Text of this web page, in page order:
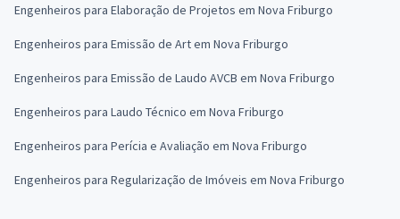
Engenheiros para Elaboração de Projetos em Nova Friburgo
Engenheiros para Emissão de Art em Nova Friburgo
Engenheiros para Emissão de Laudo AVCB em Nova Friburgo
Engenheiros para Laudo Técnico em Nova Friburgo
Engenheiros para Perícia e Avaliação em Nova Friburgo
Engenheiros para Regularização de Imóveis em Nova Friburgo